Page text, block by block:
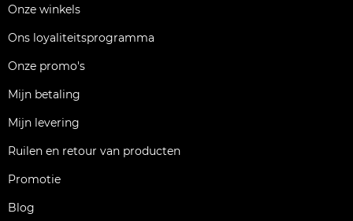
Onze winkels
Ons loyaliteitsprogramma
Onze promo's
Mijn betaling
Mijn levering
Ruilen en retour van producten
Promotie
Blog